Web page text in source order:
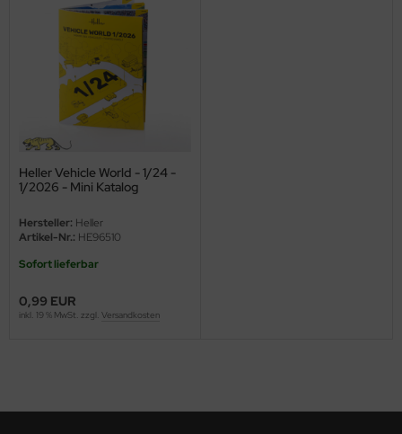
Heller Vehicle World - 1/24 -
1/2026 - Mini Katalog
Hersteller: Heller
Artikel-Nr.: HE96510
Sofort lieferbar
0,99 EUR
inkl. 19 % MwSt. zzgl. Versandkosten
Hawk Model
Factory
Box LTD
Tools
Model